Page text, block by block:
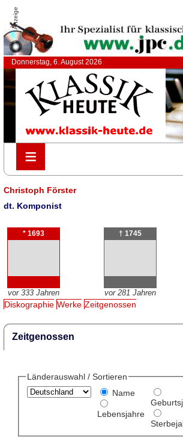
Anzeige
Donnerstag, 6. August 2026
≡
≡
Christoph Förster
dt. Komponist
* 1693
vor 333 Jahren
† 1745
vor 281 Jahren
Diskographie Werke Zeitgenossen
Zeitgenossen
Länderauswahl / Sortieren
Name
Lebensjahre